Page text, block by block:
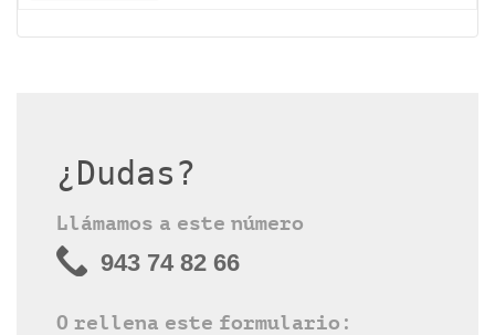
¿Dudas?
Llámamos a este número
943 74 82 66
O rellena este formulario: